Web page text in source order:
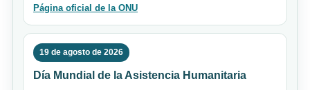
Página oficial de la ONU
19 de agosto de 2026
Día Mundial de la Asistencia Humanitaria